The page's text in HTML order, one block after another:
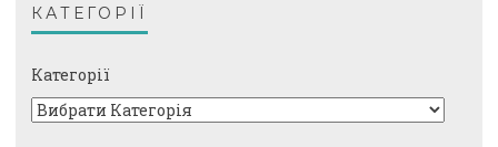
КАТЕГОРІЇ
Категорії